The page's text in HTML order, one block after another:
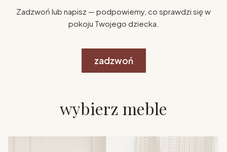
Zadzwoń lub napisz — podpowiemy, co sprawdzi się w
pokoju Twojego dziecka.
zadzwoń
wybierz meble